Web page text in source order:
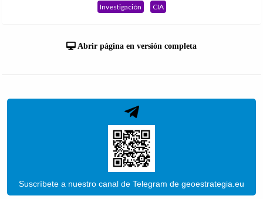
Investigación
CIA
Abrir página en versión completa
Suscríbete a nuestro canal de Telegram de geoestrategia.eu